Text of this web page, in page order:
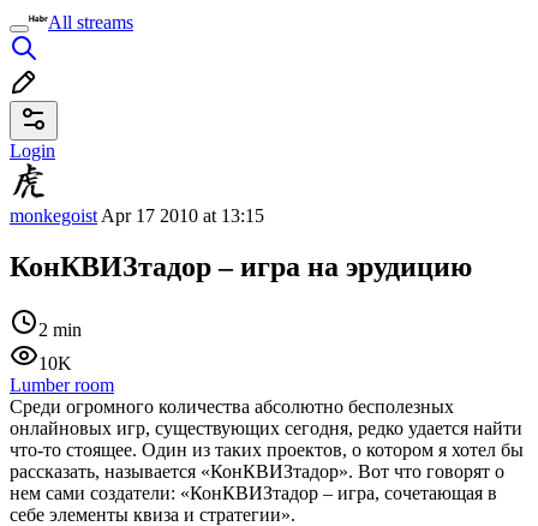
All streams
Login
monkegoist Apr 17 2010 at 13:15
КонКВИЗтадор – игра на эрудицию
2 min
10K
Lumber room
Среди огромного количества абсолютно бесполезных
онлайновых игр, существующих сегодня, редко удается найти
что-то стоящее. Один из таких проектов, о котором я хотел бы
рассказать, называется «КонКВИЗтадор». Вот что говорят о
нем сами создатели: «КонКВИЗтадор – игра, сочетающая в
себе элементы квиза и стратегии».